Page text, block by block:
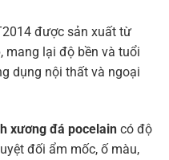
được sản xuất từ
mang lại độ bền và tuổi
dụng nội thất và ngoại
xương đá pocelain có độ
đối ẩm mốc, ố màu,